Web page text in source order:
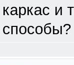
каркас и